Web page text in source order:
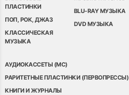
ПЛАСТИНКИ
ПОП, РОК, ДЖАЗ
КЛАССИЧЕСКАЯ
МУЗЫКА
BLU-RAY МУЗЫКА
DVD МУЗЫКА
АУДИОКАССЕТЫ (MC)
РАРИТЕТНЫЕ ПЛАСТИНКИ (ПЕРВОПРЕССЫ)
КНИГИ И ЖУРНАЛЫ